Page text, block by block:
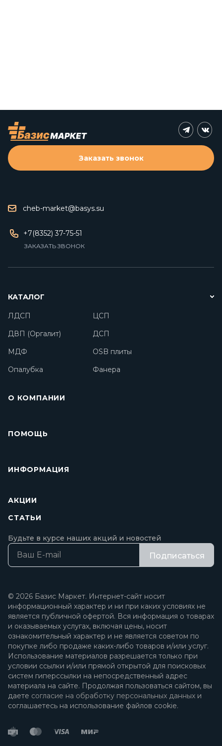
cheb-market@basys.su
+7(8352) 37-75-51
ЗАКАЗАТЬ ЗВОНОК
Заказать звонок
КАТАЛОГ
ЛДСП
ЦСП
ДВП (Оргалит)
ДСП
МДФ
OSB плиты
Опалубка
Фанера
О КОМПАНИИ
ПОМОЩЬ
ИНФОРМАЦИЯ
АКЦИИ
СТАТЬИ
Будьте в курсе наших акций и новостей
Подписаться
© 2026 Базис Маркет. Интернет-сайт носит
информационный характер и ни при каких условиях не
является публичной офертой. Вся информация о товарах
и оказываемых услугах, включая цены, носит
ознакомительный характер и не является советом по
покупке либо продаже каких-либо товаров и/или услуг.
Использование материалов разрешается только при
условии ссылки и/или прямой открытой для поисковых
систем гиперссылки на непосредственный адрес
материала на сайте. Продолжая пользоваться сайтом, вы
даете согласие на обработку персональных данных и
соглашаетесь на использование файлов cookie.